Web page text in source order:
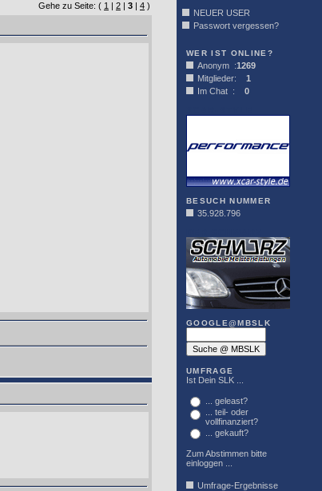
Gehe zu Seite: ( 1 | 2 | 3 | 4 )
NEUER USER
Passwort vergessen?
WER IST ONLINE?
Anonym :1269
Mitglieder: 1
Im Chat : 0
BESUCH NUMMER
35.928.796
GOOGLE@MBSLK
UMFRAGE
Ist Dein SLK ...
... geleast?
... teil- oder
vollfinanziert?
... gekauft?
Zum Abstimmen bitte
einloggen ...
Umfrage-Ergebnisse